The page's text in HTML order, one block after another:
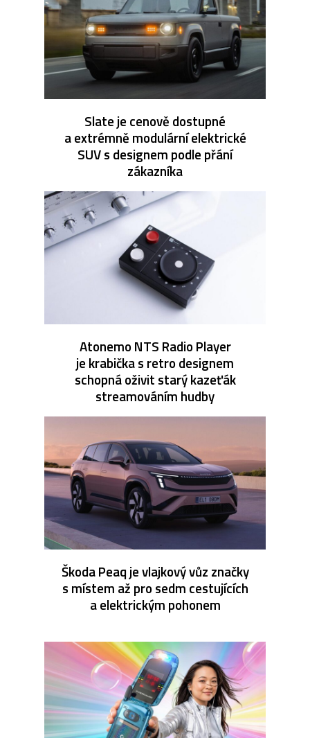
Slate je cenově dostupné
a extrémně modulární elektrické
SUV s designem podle přání
zákazníka
Atonemo NTS Radio Player
je krabička s retro designem
schopná oživit starý kazeťák
streamováním hudby
Škoda Peaq je vlajkový vůz značky
s místem až pro sedm cestujících
a elektrickým pohonem